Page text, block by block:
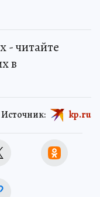
- читайте
в
Источник: kp.ru